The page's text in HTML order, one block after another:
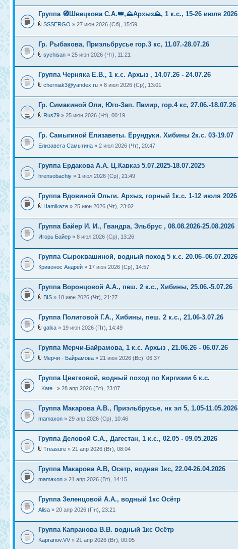
Группа 🧭Швецкова С.А.👑,⛰️Архыз⛰️, 1 к.с., 15-26 июля 2026
SSSERGO » 27 июн 2026 (Сб), 15:59
Гр. Рыбакова, Приэльбрусье гор.3 кс, 11.07.-28.07.26
sychisan » 25 июн 2026 (Чт), 11:21
Группа Черняка Е.В., 1 к.с. Архыз , 14.07.26 - 24.07.26
cherniak3@yandex.ru » 8 июл 2026 (Ср), 13:01
Гр. Симакиной Оли, Юго-Зап. Памир, гор.4 кс, 27.06.-18.07.26
Rus79 » 25 июн 2026 (Чт), 00:19
Гр. Самыгиной Елизаветы. Ерундуки. Хибины 2к.с. 03-19.07
Елизавета Самыгина » 2 июл 2026 (Чт), 20:47
Группа Ердакова А.А. Ц.Кавказ 5.07.2025-18.07.2025
hrensobachiy » 1 июл 2026 (Ср), 21:49
Группа Вдовиной Ольги. Архыз, горный 1к.с. 1-12 июля 2026
Hamikaze » 25 июн 2026 (Чт), 23:02
Группа Байер И. И., Гвандра, Эльбрус , 08.08.2026-25.08.2026
Игорь Байер » 8 июл 2026 (Ср), 13:26
Группа Сыроквашиной, водный поход 5 к.с. 20.06–06.07.2026
Кривонос Андрей » 17 июн 2026 (Ср), 14:57
Группа Воронцовой А.А., пеш. 2 к.с., Хибины, 25.06.-5.07.26
BIS » 18 июн 2026 (Чт), 21:27
Группа Политовой Г.А., Хибины, пеш. 2 к.с., 21.06-3.07.26
galka » 19 июн 2026 (Пт), 14:49
Группа Мерчи-Байрамова, 1 к.с. Архыз , 21.06.26 - 06.07.26
Мерчи - Байрамова » 21 июн 2026 (Вс), 06:37
Группа Цветковой, водный поход по Киргизии 6 к.с.
_Kate_ » 28 апр 2026 (Вт), 23:07
Группа Макарова А.В., Приэльбрусье, нк эл 5, 1.05-11.05.2026
mamaxon » 29 апр 2026 (Ср), 10:46
Группа Деловой С.А., Дагестан, 1 к.с., 02.05 - 09.05.2026
Treasure » 21 апр 2026 (Вт), 08:04
Группа Макарова А.В, Осетр, водная 1кс, 22.04-26.04.2026
mamaxon » 21 апр 2026 (Вт), 14:15
Группа Зеленцовой А.А., водный 1кс Осётр
Alisa » 20 апр 2026 (Пн), 23:21
Группа Капранова В.В. водный 1кс Осётр
Kapranov.VV » 21 апр 2026 (Вт), 00:05